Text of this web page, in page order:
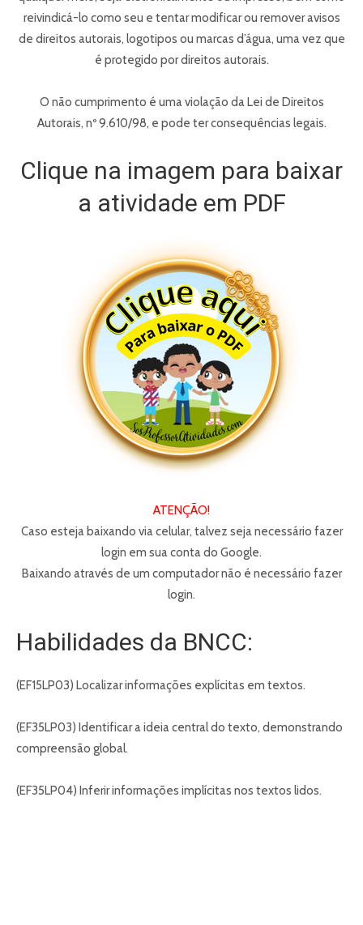
reivindicá-lo como seu e tentar modificar ou remover avisos
de direitos autorais, logotipos ou marcas d’água, uma vez que
é protegido por direitos autorais.
O não cumprimento é uma violação da Lei de Direitos
Autorais, nº 9.610/98, e pode ter consequências legais.
Clique na imagem para baixar
a atividade em PDF
ATENÇÃO!
Caso esteja baixando via celular, talvez seja necessário fazer
login em sua conta do Google.
Baixando através de um computador não é necessário fazer
login.
Habilidades da BNCC:
(EF15LP03) Localizar informações explícitas em textos.
(EF35LP03) Identificar a ideia central do texto, demonstrando
compreensão global.
(EF35LP04) Inferir informações implícitas nos textos lidos.